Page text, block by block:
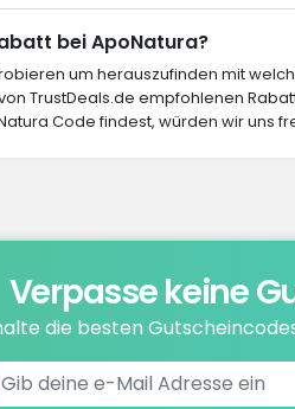
bei ApoNatura?
um herauszufinden mit
TrustDeals.de empfohlenen
Code findest, würden wir uns
Verpasse keine
die besten